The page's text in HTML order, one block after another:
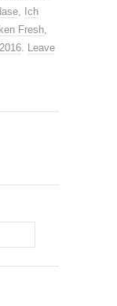
Ich
Fresh
Leave